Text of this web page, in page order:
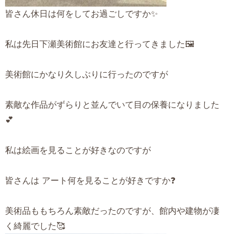
皆さん休日は何をしてお過ごしですか✨
私は先日下瀬美術館にお友達と行ってきました🖼️
美術館にかなり久しぶりに行ったのですが
素敵な作品がずらりと並んでいて目の保養になりました
💕
私は絵画を見ることが好きなのですが
皆さんは アート何を見ることが好きですか❓
美術品ももちろん素敵だったのですが、館内や建物が凄
く綺麗でした🥰